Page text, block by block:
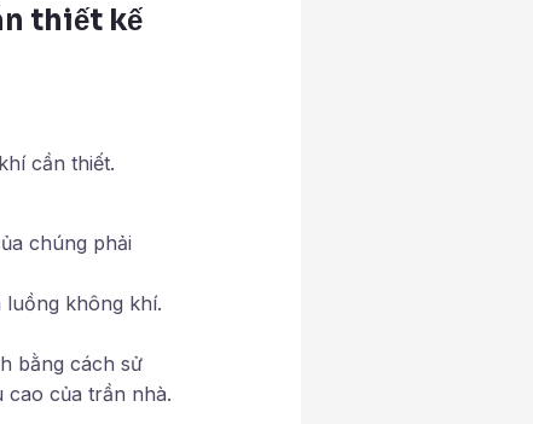
thiết kế
cần thiết.
chúng phải
không khí.
bằng cách sử
cao của trần nhà.